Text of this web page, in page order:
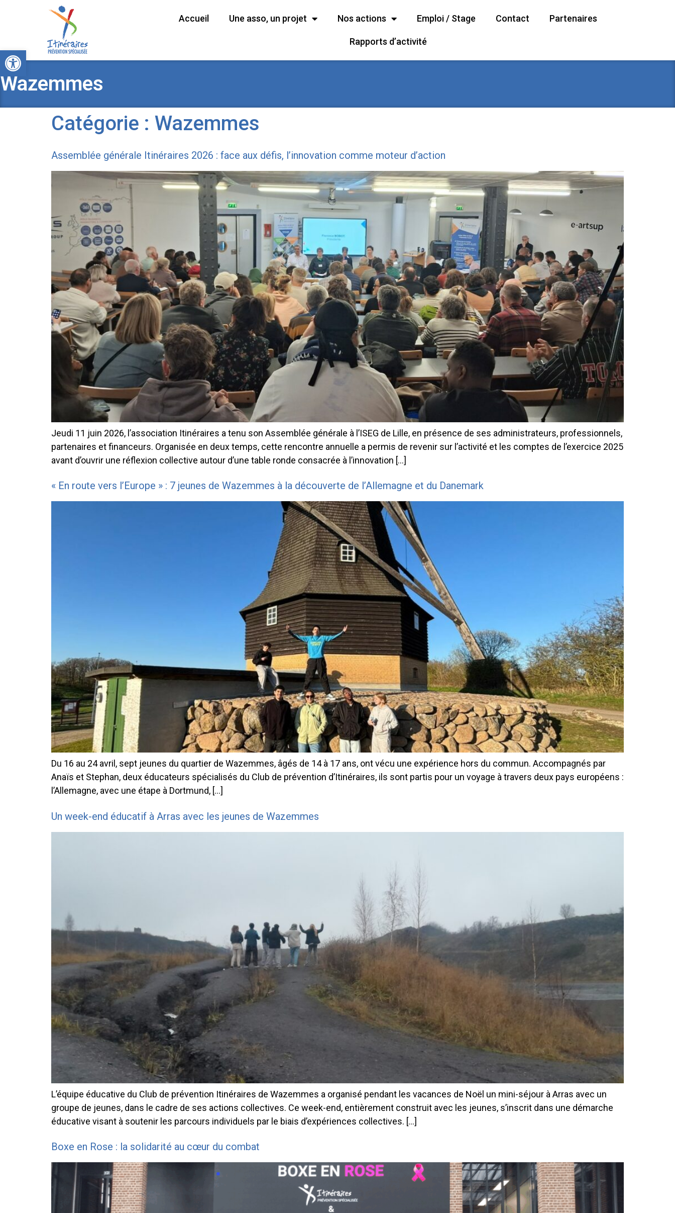
Ouvrir la barre d’outils
Accueil Une asso, un projet Nos actions Emploi / Stage Contact Partenaires
Rapports d’activité
Wazemmes
Catégorie : Wazemmes
Assemblée générale Itinéraires 2026 : face aux défis, l’innovation comme moteur d’action
Jeudi 11 juin 2026, l’association Itinéraires a tenu son Assemblée générale à l’ISEG de Lille, en présence de ses administrateurs, professionnels,
partenaires et financeurs. Organisée en deux temps, cette rencontre annuelle a permis de revenir sur l’activité et les comptes de l’exercice 2025
avant d’ouvrir une réflexion collective autour d’une table ronde consacrée à l’innovation […]
« En route vers l’Europe » : 7 jeunes de Wazemmes à la découverte de l’Allemagne et du Danemark
Du 16 au 24 avril, sept jeunes du quartier de Wazemmes, âgés de 14 à 17 ans, ont vécu une expérience hors du commun. Accompagnés par
Anaïs et Stephan, deux éducateurs spécialisés du Club de prévention d’Itinéraires, ils sont partis pour un voyage à travers deux pays européens :
l’Allemagne, avec une étape à Dortmund, […]
Un week-end éducatif à Arras avec les jeunes de Wazemmes
L’équipe éducative du Club de prévention Itinéraires de Wazemmes a organisé pendant les vacances de Noël un mini-séjour à Arras avec un
groupe de jeunes, dans le cadre de ses actions collectives. Ce week-end, entièrement construit avec les jeunes, s’inscrit dans une démarche
éducative visant à soutenir les parcours individuels par le biais d’expériences collectives. […]
Boxe en Rose : la solidarité au cœur du combat